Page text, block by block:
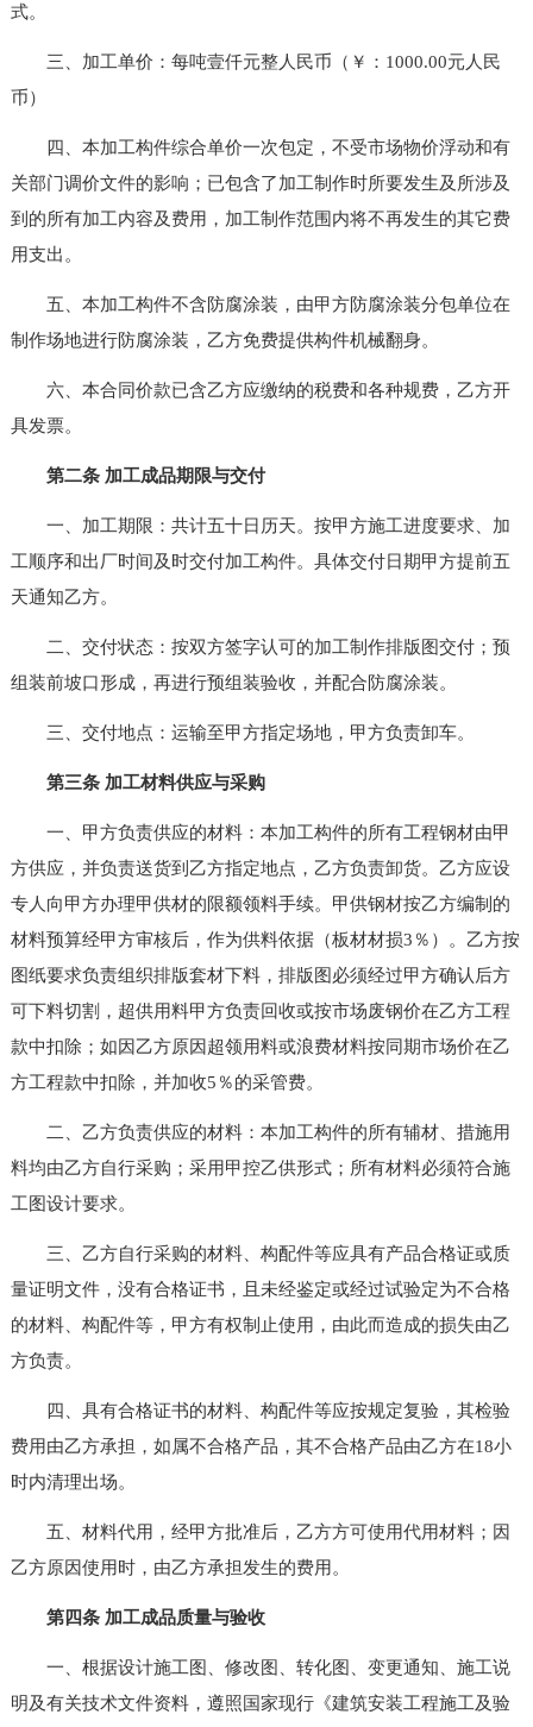
式。
三、加工单价：每吨壹仟元整人民币（￥：1000.00元人民
币）
四、本加工构件综合单价一次包定，不受市场物价浮动和有
关部门调价文件的影响；已包含了加工制作时所要发生及所涉及
到的所有加工内容及费用，加工制作范围内将不再发生的其它费
用支出。
五、本加工构件不含防腐涂装，由甲方防腐涂装分包单位在
制作场地进行防腐涂装，乙方免费提供构件机械翻身。
六、本合同价款已含乙方应缴纳的税费和各种规费，乙方开
具发票。
第二条 加工成品期限与交付
一、加工期限：共计五十日历天。按甲方施工进度要求、加
工顺序和出厂时间及时交付加工构件。具体交付日期甲方提前五
天通知乙方。
二、交付状态：按双方签字认可的加工制作排版图交付；预
组装前坡口形成，再进行预组装验收，并配合防腐涂装。
三、交付地点：运输至甲方指定场地，甲方负责卸车。
第三条 加工材料供应与采购
一、甲方负责供应的材料：本加工构件的所有工程钢材由甲
方供应，并负责送货到乙方指定地点，乙方负责卸货。乙方应设
专人向甲方办理甲供材的限额领料手续。甲供钢材按乙方编制的
材料预算经甲方审核后，作为供料依据（板材材损3％）。乙方按
图纸要求负责组织排版套材下料，排版图必须经过甲方确认后方
可下料切割，超供用料甲方负责回收或按市场废钢价在乙方工程
款中扣除；如因乙方原因超领用料或浪费材料按同期市场价在乙
方工程款中扣除，并加收5％的采管费。
二、乙方负责供应的材料：本加工构件的所有辅材、措施用
料均由乙方自行采购；采用甲控乙供形式；所有材料必须符合施
工图设计要求。
三、乙方自行采购的材料、构配件等应具有产品合格证或质
量证明文件，没有合格证书，且未经鉴定或经过试验定为不合格
的材料、构配件等，甲方有权制止使用，由此而造成的损失由乙
方负责。
四、具有合格证书的材料、构配件等应按规定复验，其检验
费用由乙方承担，如属不合格产品，其不合格产品由乙方在18小
时内清理出场。
五、材料代用，经甲方批准后，乙方方可使用代用材料；因
乙方原因使用时，由乙方承担发生的费用。
第四条 加工成品质量与验收
一、根据设计施工图、修改图、转化图、变更通知、施工说
明及有关技术文件资料，遵照国家现行《建筑安装工程施工及验